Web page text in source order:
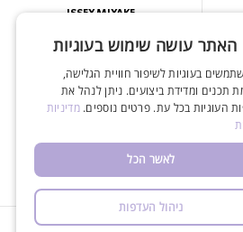
ISSEY MIYAKE
₪ 111.30
Price reduced from
₪ 159.00to
NEW
-20%
האתר עושה שימוש בעוגיות
בעוגיות לשיפור חוויית הגלישה,
תכנים ומדידת ביצועים. ניתן לנהל את
העוגיות בכל עת. פרטים נוספים.מדיניות
לאשר הכל
ניהול העדפות